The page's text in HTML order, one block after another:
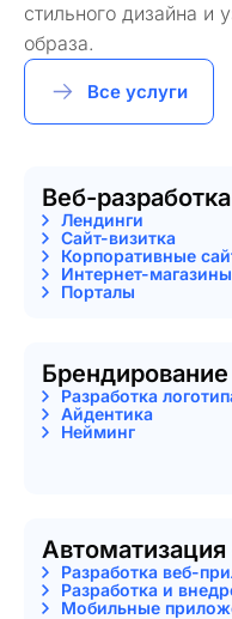
стильного дизайна и
образа.
Все услуги
Веб-разработка
Лендинги
Сайт-визитка
Корпоративные
Интернет-магазины
Порталы
Брендирование
Разработка
Айдентика
Нейминг
Автоматизация
Разработка веб-
Разработка и
Мобильные